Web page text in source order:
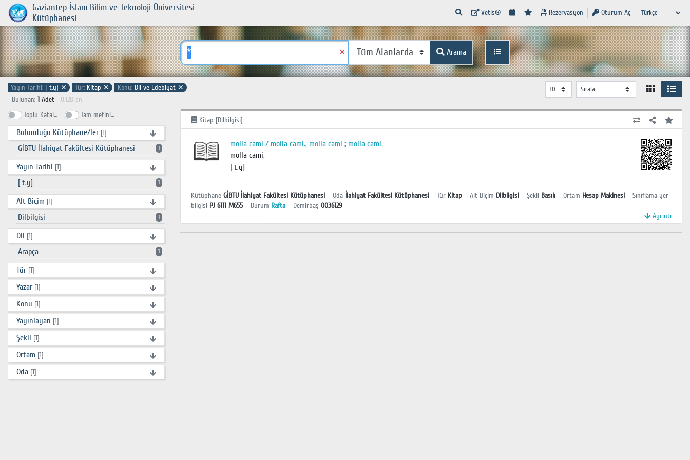
Gaziantep İslam Bilim ve Teknoloji Üniversitesi
Kütüphanesi
Vetis® Rezervasyon Oturum Aç
✕ Arama
Yayın Tarihi: [ t.y] ✕ Tür: Kitap ✕ Konu: Dil ve Edebiyat ✕
Bulunan: 1 Adet
0.128 sn
Toplu Katalog
Tam metinlerde ara
Bulunduğu Kütüphane/ler [1]
GİBTU İlahiyat Fakültesi Kütüphanesi 1
Yayın Tarihi [1]
[ t.y] 1
Alt Biçim [1]
Dilbilgisi 1
Dil [1]
Arapça 1
Tür [1]
Yazar [1]
Konu [1]
Yayınlayan [1]
Şekil [1]
Ortam [1]
Oda [1]
Kitap [Dilbilgisi]
molla cami / molla cami., molla cami ; molla cami.
molla cami.
[ t.y]
Kütüphane GİBTU İlahiyat Fakültesi Kütüphanesi Oda İlahiyat Fakültesi Kütüphanesi Tür Kitap Alt Biçim Dilbilgisi Şekil Basılı Ortam Hesap Makinesi
Sınıflama yer
bilgisi PJ 6111 M655 Durum Rafta Demirbaş 0036129
Ayrıntı